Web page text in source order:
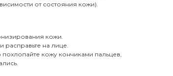
от состояния кожи).
кожи.
расправьте на лице.
кожу кончиками пальцев,